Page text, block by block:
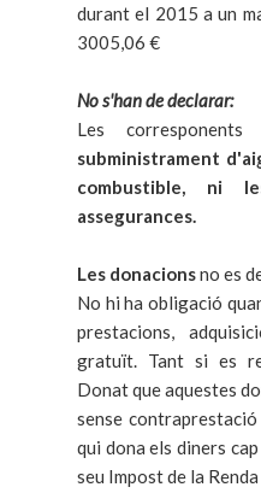
durant el 2015 a un
3005,06 €
No s'han de declarar:
Les
subministrament
combustible, ni
assegurances.
Les donacionsno es
No hi ha obligació
prestacions,
gratuït. Tant si es
Donat que aquestes
sense
qui dona els diners
seu Impost de la